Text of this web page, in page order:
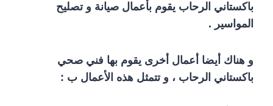
باكستاني الرحاب يقوم بأعمال صيانة و تصليح
المواسير .
و هناك أيضا أعمال أخرى يقوم بها فني صحي
باكستاني الرحاب ، و تتمثل هذه الأعمال ب :